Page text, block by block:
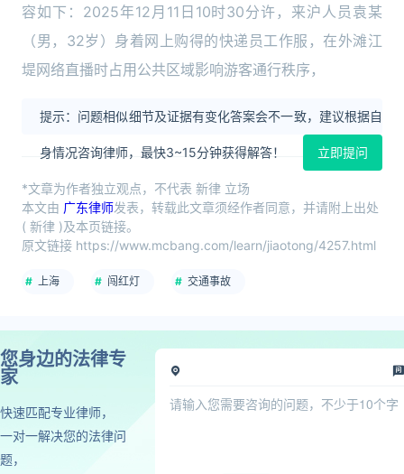
容如下：2025年12月11日10时30分许，来沪人员袁某
（男，32岁）身着网上购得的快递员工作服，在外滩江
堤网络直播时占用公共区域影响游客通行秩序，
提示：问题相似细节及证据有变化答案会不一致，建议根据自
身情况咨询律师，最快3~15分钟获得解答！ 立即提问
*文章为作者独立观点，不代表 新律 立场
本文由 广东律师发表，转载此文章须经作者同意，并请附上出处
( 新律 )及本页链接。
原文链接 https://www.mcbang.com/learn/jiaotong/4257.html
上海 闯红灯 交通事故
您身边的法律专
家
快速匹配专业律师，
一对一解决您的法律问
题，